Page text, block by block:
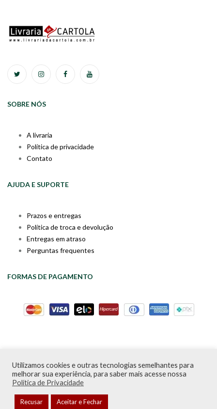
SOBRE NÓS
A livraria
Política de privacidade
Contato
AJUDA E SUPORTE
Prazos e entregas
Política de troca e devolução
Entregas em atraso
Perguntas frequentes
FORMAS DE PAGAMENTO
Livraria da Cartola © Desde 2020 | CNPJ: 31.298.135/0001-09 |
Desenvolvido porPDA Digital
Utilizamos cookies e outras tecnologias semelhantes para
melhorar sua experiência, para saber mais acesse nossa
Política de Privacidade
Recusar Aceitar e Fechar